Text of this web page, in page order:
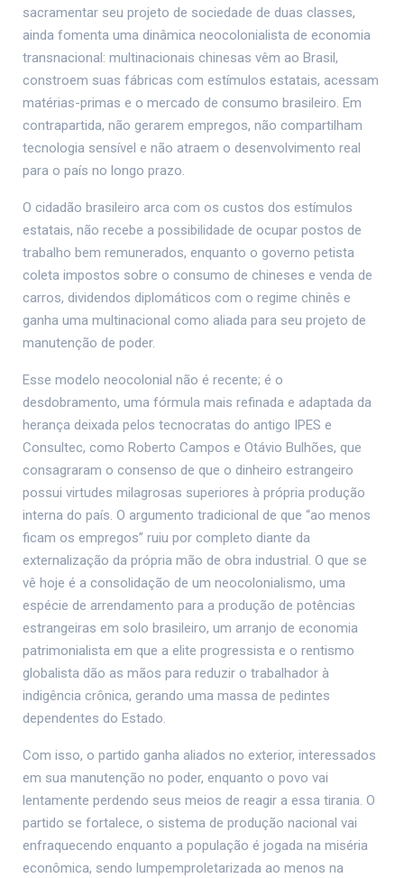
sacramentar seu projeto de sociedade de duas classes,
ainda fomenta uma dinâmica neocolonialista de economia
transnacional: multinacionais chinesas vêm ao Brasil,
constroem suas fábricas com estímulos estatais, acessam
matérias-primas e o mercado de consumo brasileiro. Em
contrapartida, não gerarem empregos, não compartilham
tecnologia sensível e não atraem o desenvolvimento real
para o país no longo prazo.
O cidadão brasileiro arca com os custos dos estímulos
estatais, não recebe a possibilidade de ocupar postos de
trabalho bem remunerados, enquanto o governo petista
coleta impostos sobre o consumo de chineses e venda de
carros, dividendos diplomáticos com o regime chinês e
ganha uma multinacional como aliada para seu projeto de
manutenção de poder.
Esse modelo neocolonial não é recente; é o
desdobramento, uma fórmula mais refinada e adaptada da
herança deixada pelos tecnocratas do antigo IPES e
Consultec, como Roberto Campos e Otávio Bulhões, que
consagraram o consenso de que o dinheiro estrangeiro
possui virtudes milagrosas superiores à própria produção
interna do país. O argumento tradicional de que “ao menos
ficam os empregos” ruiu por completo diante da
externalização da própria mão de obra industrial. O que se
vê hoje é a consolidação de um neocolonialismo, uma
espécie de arrendamento para a produção de potências
estrangeiras em solo brasileiro, um arranjo de economia
patrimonialista em que a elite progressista e o rentismo
globalista dão as mãos para reduzir o trabalhador à
indigência crônica, gerando uma massa de pedintes
dependentes do Estado.
Com isso, o partido ganha aliados no exterior, interessados
em sua manutenção no poder, enquanto o povo vai
lentamente perdendo seus meios de reagir a essa tirania. O
partido se fortalece, o sistema de produção nacional vai
enfraquecendo enquanto a população é jogada na miséria
econômica, sendo lumpemproletarizada ao menos na